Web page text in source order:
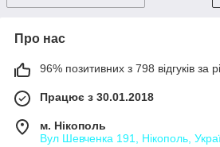
Про нас
96% позитивних з 798 відгуків за
Працює з 30.01.2018
м. Нікополь
Вул Шевченка 191, Нікополь,